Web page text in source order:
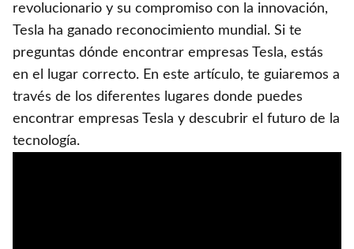
revolucionario y su compromiso con la innovación,
Tesla ha ganado reconocimiento mundial. Si te
preguntas dónde encontrar empresas Tesla, estás
en el lugar correcto. En este artículo, te guiaremos a
través de los diferentes lugares donde puedes
encontrar empresas Tesla y descubrir el futuro de la
tecnología.